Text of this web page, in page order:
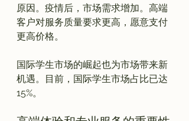
原因。疫情后，市场需求增加。高端
客户对服务质量要求更高，愿意支付
更高价格。
国际学生市场的崛起也为市场带来新
机遇。目前，国际学生市场占比已达